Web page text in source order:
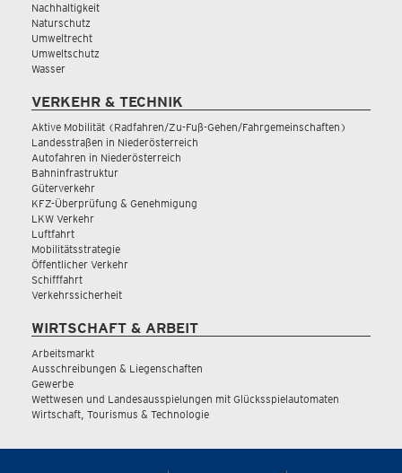
Nachhaltigkeit
Naturschutz
Umweltrecht
Umweltschutz
Wasser
VERKEHR & TECHNIK
Aktive Mobilität (Radfahren/Zu-Fuß-Gehen/Fahrgemeinschaften)
Landesstraßen in Niederösterreich
Autofahren in Niederösterreich
Bahninfrastruktur
Güterverkehr
KFZ-Überprüfung & Genehmigung
LKW Verkehr
Luftfahrt
Mobilitätsstrategie
Öffentlicher Verkehr
Schifffahrt
Verkehrssicherheit
WIRTSCHAFT & ARBEIT
Arbeitsmarkt
Ausschreibungen & Liegenschaften
Gewerbe
Wettwesen und Landesausspielungen mit Glücksspielautomaten
Wirtschaft, Tourismus & Technologie